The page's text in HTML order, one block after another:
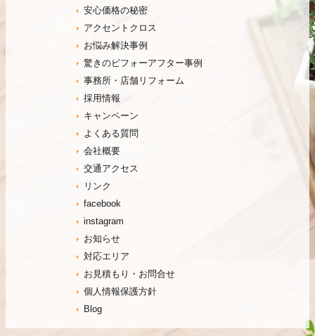
安心価格の秘密
アクセントクロス
お悩み解決事例
驚きのビフォーアフター事例
事務所・店舗リフォーム
採用情報
キャンペーン
よくある質問
会社概要
交通アクセス
リンク
facebook
instagram
お知らせ
対応エリア
お見積もり・お問合せ
個人情報保護方針
Blog